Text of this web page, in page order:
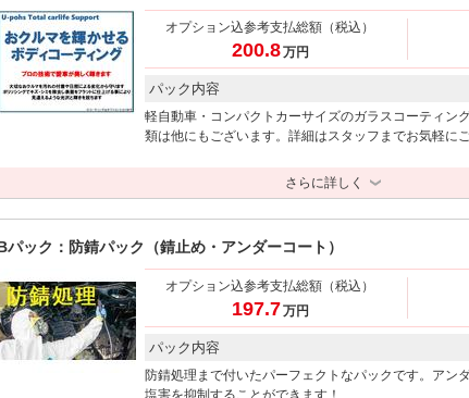
オプション込参考支払総額 （税込）
200.8万円
パック内容
軽自動車・コンパクトカーサイズのガラスコーティン
類は他にもございます。詳細はスタッフまでお気軽に
さらに詳しく
パック：防錆パック（錆止め・アンダーコート）
オプション込参考支払総額 （税込）
197.7万円
パック内容
防錆処理まで付いたパーフェクトなパックです。アン
塩害を抑制することができます！